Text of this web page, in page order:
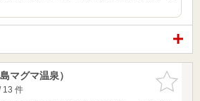
お気に入
りに追加
マグマ温泉）
件